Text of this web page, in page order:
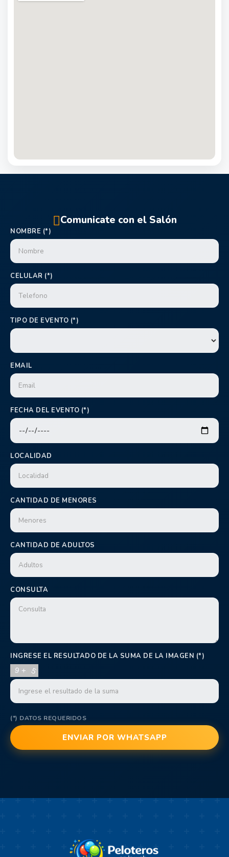
Comunicate con el Salón
NOMBRE (*)
CELULAR (*)
TIPO DE EVENTO (*)
EMAIL
FECHA DEL EVENTO (*)
LOCALIDAD
CANTIDAD DE MENORES
CANTIDAD DE ADULTOS
CONSULTA
INGRESE EL RESULTADO DE LA SUMA DE LA IMAGEN (*)
(*) DATOS REQUERIDOS